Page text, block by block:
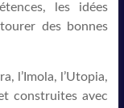
les idées
des bonnes
l’Imola, l’Utopia,
construites avec